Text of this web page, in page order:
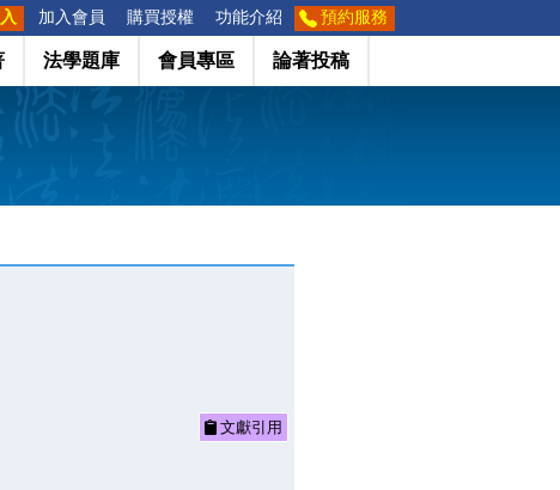
加入會員 購買授權 功能介紹 預約服務
法學題庫 會員專區 論著投稿
文獻引用